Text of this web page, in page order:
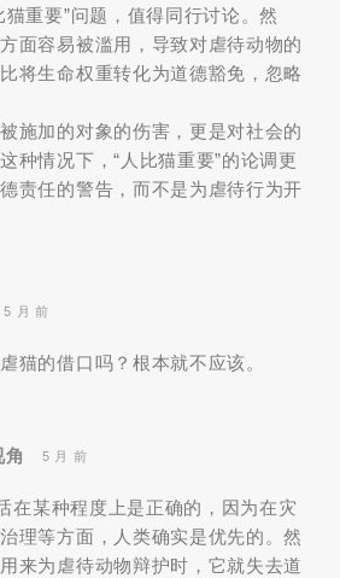
重要”问题，值得同行讨论。然
面容易被滥用，导致对虐待动物的
将生命权重转化为道德豁免，忽略
施加的对象的伤害，更是对社会的
种情况下，“人比猫重要”的论调更
责任的警告，而不是为虐待行为开
5 月 前
猫的借口吗？根本就不应该。
5 月 前
在某种程度上是正确的，因为在灾
理等方面，人类确实是优先的。然
来为虐待动物辩护时，它就失去道